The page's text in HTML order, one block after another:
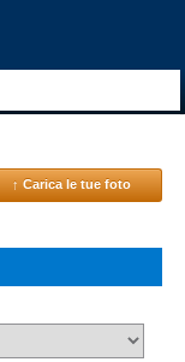
↑ Carica le tue foto